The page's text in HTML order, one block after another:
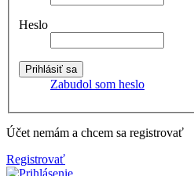
Heslo
Zabudol som heslo
Účet nemám a chcem sa registrovať
Registrovať